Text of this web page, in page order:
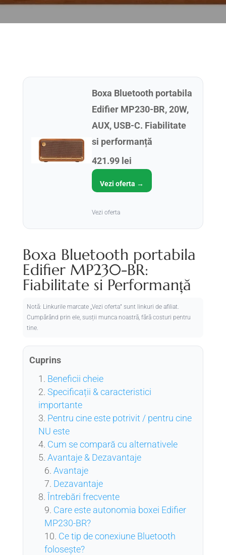
Boxa Bluetooth portabila
Edifier MP230-BR, 20W,
AUX, USB-C. Fiabilitate
si performanță
421.99 lei
Vezi oferta →
Vezi oferta
Boxa Bluetooth portabila
Edifier MP230-BR:
Fiabilitate si Performanță
Notă: Linkurile marcate „Vezi oferta” sunt linkuri de afiliat.
Cumpărând prin ele, susții munca noastră, fără costuri pentru
tine.
Cuprins
Beneficii cheie
Specificații & caracteristici
importante
Pentru cine este potrivit / pentru cine
NU este
Cum se compară cu alternativele
Avantaje & Dezavantaje
Avantaje
Dezavantaje
Întrebări frecvente
Care este autonomia boxei Edifier
MP230-BR?
Ce tip de conexiune Bluetooth
folosește?